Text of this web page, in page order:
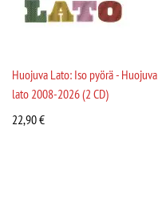
Huojuva Lato: Iso pyörä - Huojuva
lato 2008-2026 (2 CD)
22,90€